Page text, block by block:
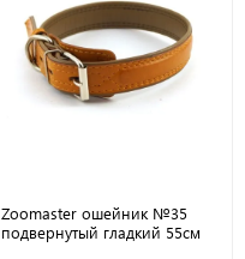
Zoomaster ошейник №35
подвернутый гладкий 55см